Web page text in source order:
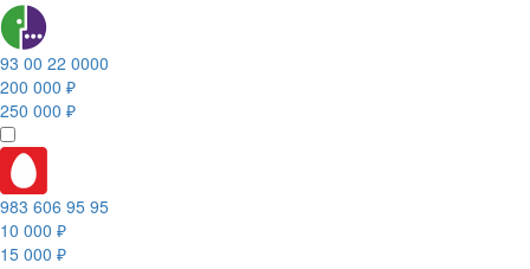
93 00 22 0000
200 000 ₽
250 000 ₽
983 606 95 95
10 000 ₽
15 000 ₽